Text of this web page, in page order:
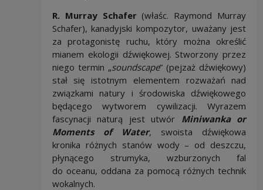
R. Murray Schafer(właśc. Raymond Murray
Schafer), kanadyjski kompozytor, uważany jest
za protagonistę ruchu, który można określić
mianem ekologii dźwiękowej. Stworzony przez
niego termin „soundscape” (pejzaż dźwiękowy)
stał się istotnym elementem rozważań nad
związkami natury i środowiska dźwiękowego
będącego wytworem cywilizacji. Wyrazem
fascynacji naturą jest utwór Miniwanka or
Moments of Water, swoista dźwiękowa
kronika różnych stanów wody – od deszczu,
płynącego strumyka, wzburzonych fal
do oceanu, oddana za pomocą różnych technik
wokalnych.